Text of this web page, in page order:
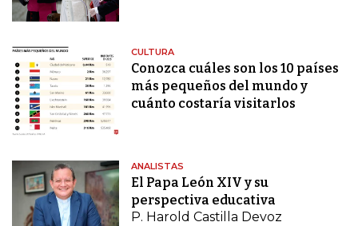
CULTURA
Conozca cuáles son los 10 países
más pequeños del mundo y
cuánto costaría visitarlos
ANALISTAS
El Papa León XIV y su
perspectiva educativa
P. Harold Castilla Devoz